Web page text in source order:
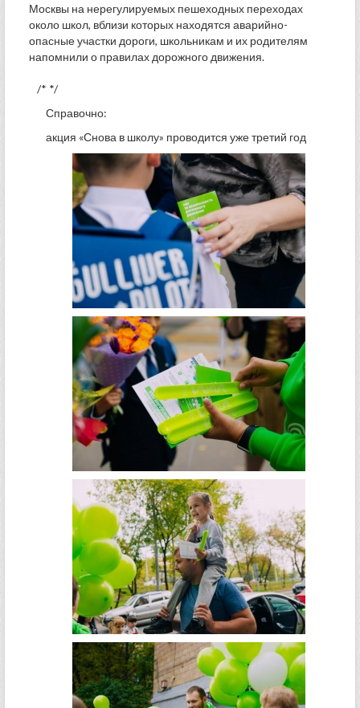
Москвы на нерегулируемых пешеходных переходах
около школ, вблизи которых находятся аварийно-
опасные участки дороги, школьникам и их родителям
напомнили о правилах дорожного движения.
/* */
Справочно:
акция «Снова в школу» проводится уже третий год